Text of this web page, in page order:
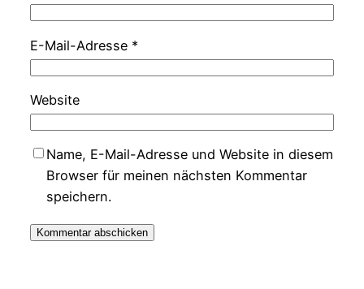
E-Mail-Adresse *
Website
Name, E-Mail-Adresse und Website in diesem
Browser für meinen nächsten Kommentar
speichern.